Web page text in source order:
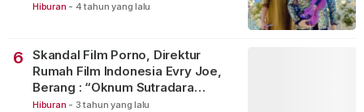
Hiburan - 4 tahun yang lalu
6
Skandal Film Porno, Direktur
Rumah Film Indonesia Evry Joe,
Berang : “Oknum Sutradara
Merusak Perfilman Indonesia”!
Hiburan - 3 tahun yang lalu